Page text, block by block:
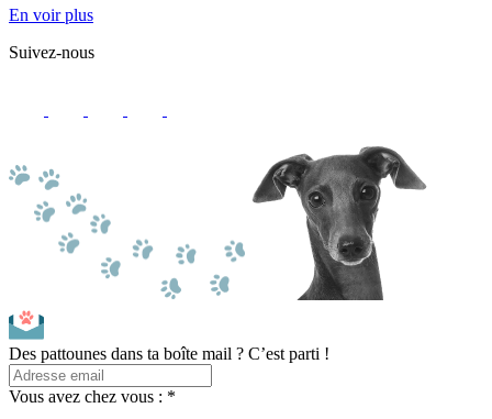
En voir plus
Suivez-nous
Des pattounes dans ta boîte mail ? C’est parti !
Vous avez chez vous : *